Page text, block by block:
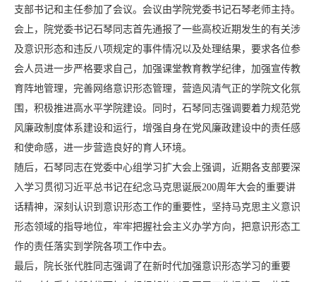
支部书记和主任参加了会议。会议由学院党委书记石琴老师主持。
会上，院党委书记石琴同志首先通报了一些高校近期发生的有关涉
及意识形态和违反八项规定的事件情况以及处理结果，要求各位参
会人员进一步严格要求自己，加强课堂教育教学纪律，加强宣传教
育阵地管理，完善网络意识形态管理，营造风清气正的学院文化氛
围，积极推进高水平学院建设。同时，石琴同志强调要着力规范党
风廉政制度体系建设和运行，增强自身在党风廉政建设中的责任感
和使命感，进一步营造良好的育人环境。
随后，石琴同志在党委中心组学习扩大会上强调，近期各支部要深
入学习贯彻习近平总书记在纪念马克思诞辰200周年大会的重要讲
话精神，深刻认识到意识形态工作的重要性，坚持马克思主义意识
形态领域的指导地位，牢牢把握社会主义办学方向，把意识形态工
作的责任落实到学院各项工作中去。
最后，院长张代胜同志强调了在新时代加强意识形态学习的重要